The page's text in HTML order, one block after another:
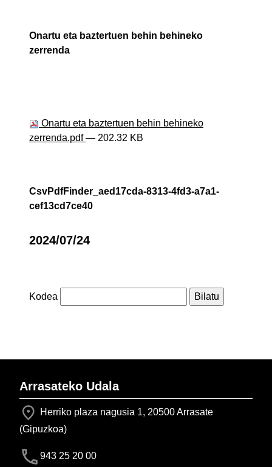
Onartu eta baztertuen behin behineko
zerrenda
Onartu eta baztertuen behin behineko
zerrenda.pdf— 202.32 KB
CsvPdfFinder_aed17cda-8313-4fd3-a7a1-
cef13cd7ce40
2024/07/24
Kodea
Arrasateko Udala
Herriko plaza nagusia 1, 20500 Arrasate
(Gipuzkoa)
943 25 20 00